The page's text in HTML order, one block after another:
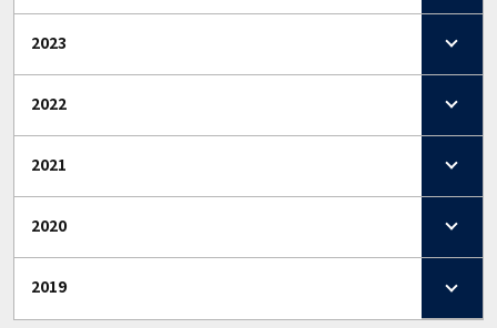
2023
2022
2021
2020
2019